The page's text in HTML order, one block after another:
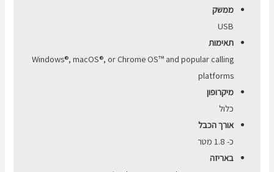
ממשק
USB
תאימות
Windows®, macOS®, or Chrome OS™ and popular calling
platforms
מיקרופון
כלול
אורך הכבל
כ- 1.8 מטר
באריזה